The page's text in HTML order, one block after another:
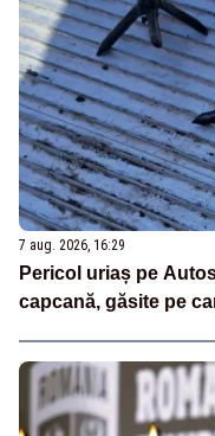
7 aug. 2026, 16:29
Pericol uriaș pe
capcană, găsite pe